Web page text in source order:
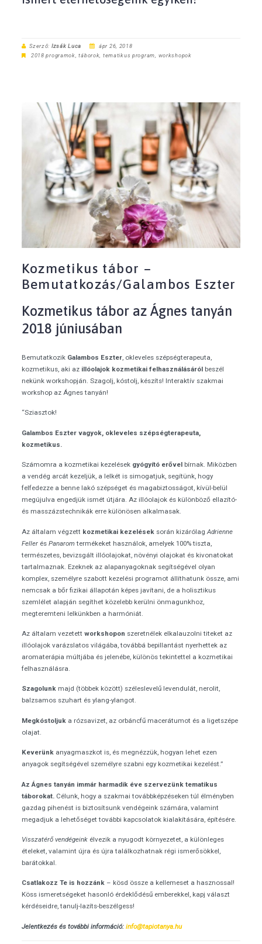
Szerző: Izsák Luca
ápr 26, 2018
2018 programok ,táborok tematikus program workshopok
Kozmetikus tábor –
Bemutatkozás/Galambos Eszter
Kozmetikus tábor az Ágnes tanyán
2018 júniusában
Bemutatkozik Galambos Eszter, okleveles szépségterapeuta,
kozmetikus, aki az illóolajok kozmetikai felhasználásárólbeszél
nekünk workshopján. Szagolj, kóstolj, készíts! Interaktív szakmai
workshop az Ágnes tanyán!
“Sziasztok!
Galambos Eszter vagyok, okleveles szépségterapeuta,
kozmetikus.
Számomra a kozmetikai kezelések gyógyító erővelbírnak. Miközben
a vendég arcát kezeljük, a lelkét is simogatjuk, segítünk, hogy
felfedezze a benne lakó szépséget és magabiztosságot, kívül-belül
megújulva engedjük ismét útjára. Az illóolajok és különböző ellazító-
és masszázstechnikák erre különösen alkalmasak.
Az általam végzett kozmetikai kezelések során kizárólag Adrienne
Fellerés Panarom termékeket használok, amelyek 100% tiszta,
természetes, bevizsgált illóolajokat, növényi olajokat és kivonatokat
tartalmaznak. Ezeknek az alapanyagoknak segítségével olyan
komplex, személyre szabott kezelési programot állíthatunk össze, ami
nemcsak a bőr fizikai állapotán képes javítani, de a holisztikus
szemlélet alapján segíthet közelebb kerülni önmagunkhoz,
megteremteni lelkünkben a harmóniát.
Az általam vezetett workshopon szeretnélek elkalauzolni titeket az
illóolajok varázslatos világába, továbbá bepillantást nyerhettek az
aromaterápia múltjába és jelenébe, különös tekintettel a kozmetikai
felhasználásra.
Szagolunkmajd (többek között) széleslevelű levendulát, nerolit,
balzsamos szuhart és ylang-ylangot.
Megkóstoljuk a rózsavizet, az orbáncfű macerátumot és a ligetszépe
olajat.
Keverünkanyagmaszkot is, és megnézzük, hogyan lehet ezen
anyagok segítségével személyre szabni egy kozmetikai kezelést.”
Az Ágnes tanyán immár harmadik éve szervezünk tematikus
táborokat. Célunk, hogy a szakmai továbbképzéseken túl élményben
gazdag pihenést is biztosítsunk vendégeink számára, valamint
megadjuk a lehetőséget további kapcsolatok kialakítására, építésére.
Visszatérő vendégeinkélvezik a nyugodt környezetet, a különleges
ételeket, valamint újra és újra találkozhatnak régi ismerősökkel,
barátokkal.
Csatlakozz Te is hozzánk– kösd össze a kellemeset a hasznossal!
Köss ismeretségeket hasonló érdeklődésű emberekkel, kapj választ
kérdéseidre, tanulj-lazíts-beszélgess!
Jelentkezés és további információ: info@tapiotanya.hu